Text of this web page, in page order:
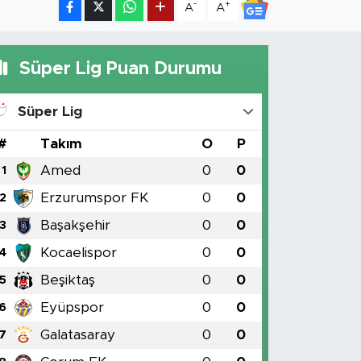
A- A+
Süper Lig Puan Durumu
Süper Lig
Takım O P
1 Amed 0 0
2 Erzurumspor FK 0 0
3 Başakşehir 0 0
Kocaelispor 0 0
5 Beşiktaş 0 0
Eyüpspor 0 0
Galatasaray 0 0